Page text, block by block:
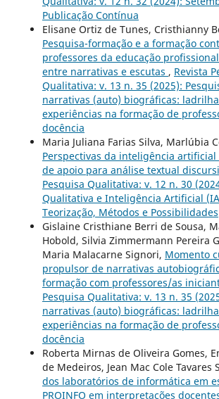
Publicação Contínua
Elisane Ortiz de Tunes, Cristhianny
Pesquisa-formação e a formação
professores da educação
entre narrativas e escutas , Revista
Qualitativa: v. 13 n. 35 (2025):
narrativas (auto) biográficas:
experiências na formação de
docência
Maria Juliana Farias Silva, Marlúbia
Perspectivas da inteligência
de apoio para análise textual
Pesquisa Qualitativa: v. 12 n. 30
Qualitativa e Inteligência Artificial
Teorização, Métodos e Possibilidades
Gislaine Cristhiane Berri de Sousa,
Hobold, Silvia Zimmermann Pereira
Maria Malacarne Signori, Momento
propulsor de narrativas
formação com professores/as
Pesquisa Qualitativa: v. 13 n. 35
narrativas (auto) biográficas:
experiências na formação de
docência
Roberta Mirnas de Oliveira Gomes,
de Medeiros, Jean Mac Cole Tavares
dos laboratórios de informática em
PROINFO em interpretações